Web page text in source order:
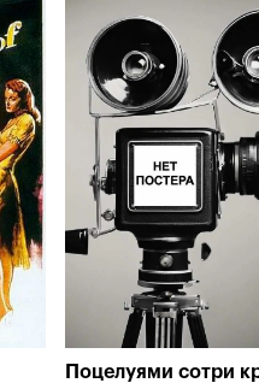
Поцелуями сотри